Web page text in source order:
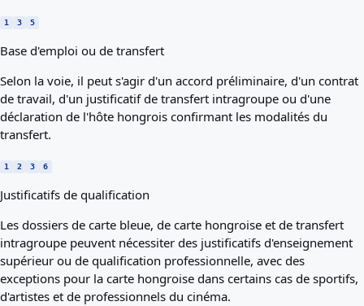
1 3 5
Base d'emploi ou de transfert
Selon la voie, il peut s'agir d'un accord préliminaire, d'un contrat
de travail, d'un justificatif de transfert intragroupe ou d'une
déclaration de l'hôte hongrois confirmant les modalités du
transfert.
1 2 3 6
Justificatifs de qualification
Les dossiers de carte bleue, de carte hongroise et de transfert
intragroupe peuvent nécessiter des justificatifs d'enseignement
supérieur ou de qualification professionnelle, avec des
exceptions pour la carte hongroise dans certains cas de sportifs,
d'artistes et de professionnels du cinéma.